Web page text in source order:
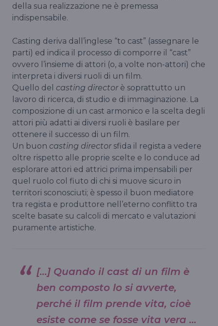
della sua realizzazione ne è premessa
indispensabile.
Casting deriva dall’inglese “to cast” (assegnare le
parti) ed indica il processo di comporre il “cast”
ovvero l’insieme di attori (o, a volte non-attori) che
interpreta i diversi ruoli di un film.
Quello del casting directorè soprattutto un
lavoro di ricerca, di studio e di immaginazione. La
composizione di un cast armonico e la scelta degli
attori più adatti ai diversi ruoli è basilare per
ottenere il successo di un film.
Un buon casting directorsfida il regista a vedere
oltre rispetto alle proprie scelte e lo conduce ad
esplorare attori ed attrici prima impensabili per
quel ruolo col fiuto di chi si muove sicuro in
territori sconosciuti; è spesso il buon mediatore
tra regista e produttore nell’eterno conflitto tra
scelte basate su calcoli di mercato e valutazioni
puramente artistiche.
[…] Quando il cast di un film è
ben composto lo si avverte,
perché il film prende vita, cioè
esiste come se fosse vita vera …